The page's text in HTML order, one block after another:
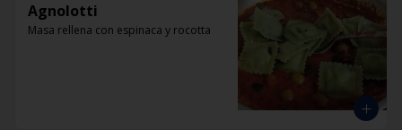
Agnolotti
Masa rellena con espinaca y rocotta